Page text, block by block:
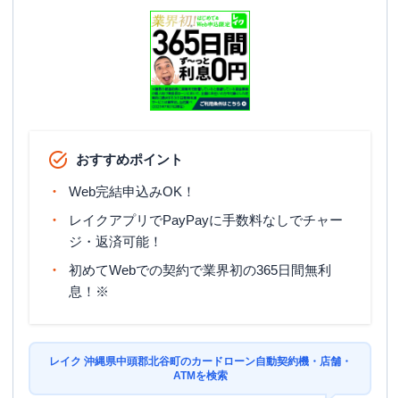
おすすめポイント
Web完結申込みOK！
レイクアプリでPayPayに手数料なしでチャー
ジ・返済可能！
初めてWebでの契約で業界初の365日間無利
息！※
レイク 沖縄県中頭郡北谷町のカードローン自動契約機・店舗・
ATMを検索